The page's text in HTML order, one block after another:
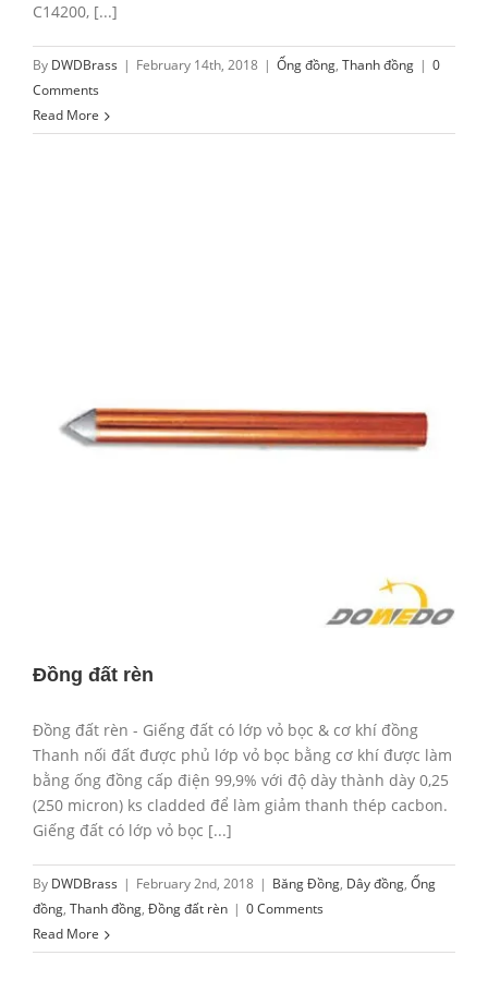
C14200, [...]
By DWDBrass | February 14th, 2018 | Ống đồng, Thanh đồng | 0
Comments
Read More
Đồng đất rèn
Đồng đất rèn - Giếng đất có lớp vỏ bọc & cơ khí đồng
Thanh nối đất được phủ lớp vỏ bọc bằng cơ khí được làm
bằng ống đồng cấp điện 99,9% với độ dày thành dày 0,25
(250 micron) ks cladded để làm giảm thanh thép cacbon.
Giếng đất có lớp vỏ bọc [...]
By DWDBrass | February 2nd, 2018 | Băng Đồng, Dây đồng, Ống
đồng, Thanh đồng, Đồng đất rèn | 0 Comments
Read More